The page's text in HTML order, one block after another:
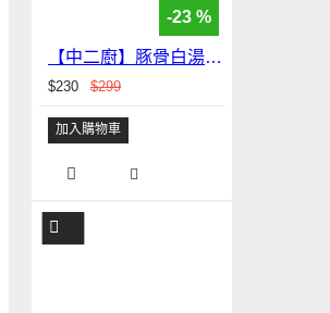
-23 %
【中二廚】豚骨白湯烏龍麵(5入組)
$230 $299
加入購物車